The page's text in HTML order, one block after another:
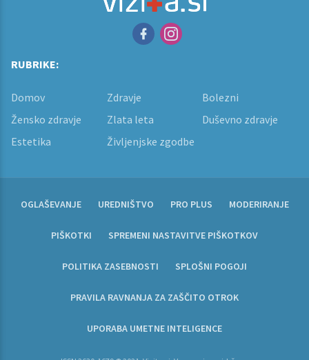
RUBRIKE:
Domov Zdravje
Bolezni
Žensko zdravje
Zlata leta
Duševno zdravje
Estetika
Življenjske zgodbe
OGLAŠEVANJE UREDNIŠTVO PRO PLUS MODERIRANJE
PIŠKOTKI SPREMENI NASTAVITVE PIŠKOTKOV
POLITIKA ZASEBNOSTI SPLOŠNI POGOJI
PRAVILA RAVNANJA ZA ZAŠČITO OTROK
UPORABA UMETNE INTELIGENCE